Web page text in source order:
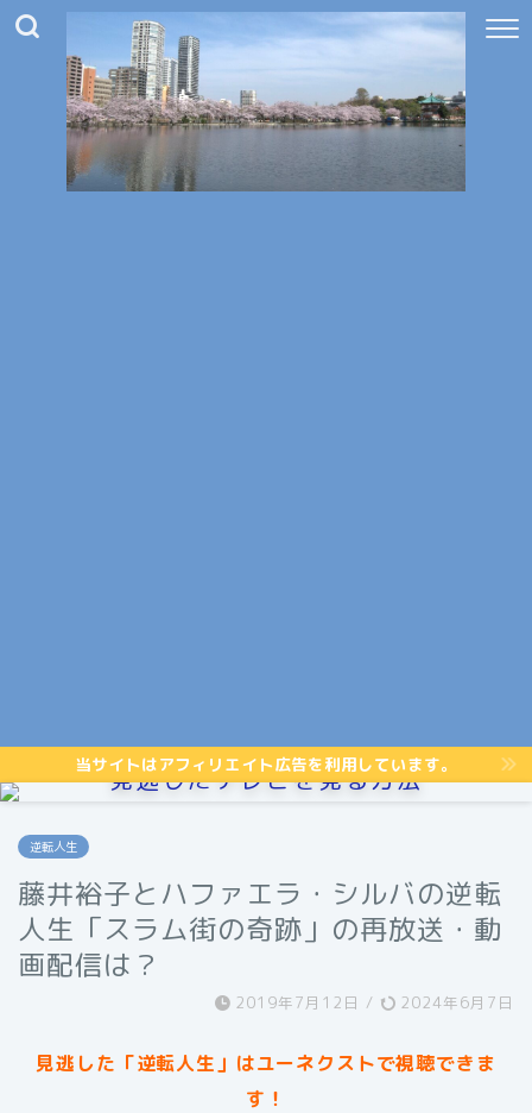
当サイトはアフィリエイト広告を利用しています。
見逃したテレビを見る方法
逆転人生
藤井裕子とハファエラ・シルバの逆転
人生「スラム街の奇跡」の再放送・動
画配信は？
2019年7月12日 / 2024年6月7日
見逃した「逆転人生」はユーネクストで視聴できま
す！